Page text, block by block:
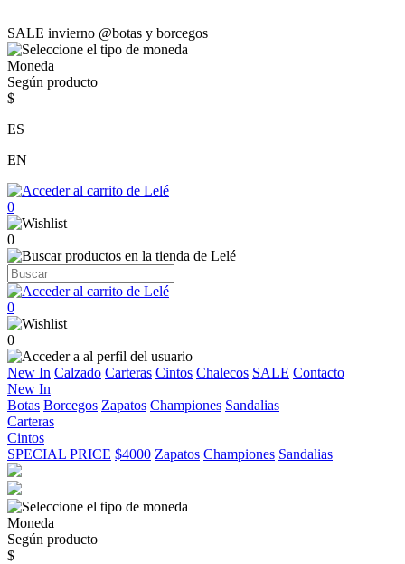
SALE invierno @botas y borcegos
Moneda
Según producto
$
ES
EN
0
0
0
0
New In Calzado Carteras Cintos Chalecos SALE Contacto
New In
Botas Borcegos Zapatos Championes Sandalias
Carteras
Cintos
SPECIAL PRICE $4000 Zapatos Championes Sandalias
Moneda
Según producto
$